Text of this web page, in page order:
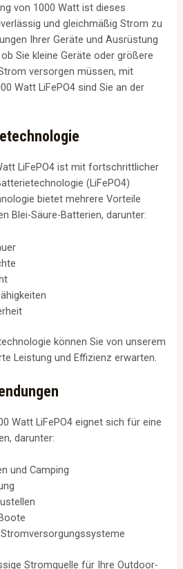
von 1000 Watt ist dieses
und gleichmäßig Strom zu
Ihrer Geräte und Ausrüstung
Sie kleine Geräte oder größere
versorgen müssen, mit
Watt LiFePO4 sind Sie an der
LiFePO4 ist mit fortschrittlicher
(LiFePO4)
bietet mehrere Vorteile
Blei-Säure-Batterien, darunter:
können Sie von unserem
Leistung und Effizienz erwarten.
Watt LiFePO4 eignet sich für eine
darunter:
und Camping
Stromquelle für Ihre Outdoor-